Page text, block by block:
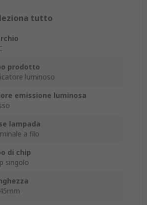
tutto
prodotto
luminoso
emissione luminosa
lampada
a filo
di chip
singolo